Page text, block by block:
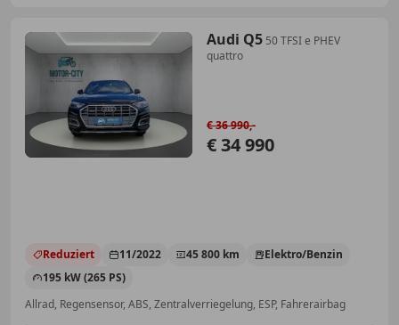
Audi Q5 50 TFSI e PHEV
quattro
€ 34 990
€ 36 990,-
Reduziert 11/2022 45 800 km
Elektro/Benzin
195 kW (265 PS)
Allrad, Regensensor, ABS, Zentralverriegelung, ESP, Fahrerairbag